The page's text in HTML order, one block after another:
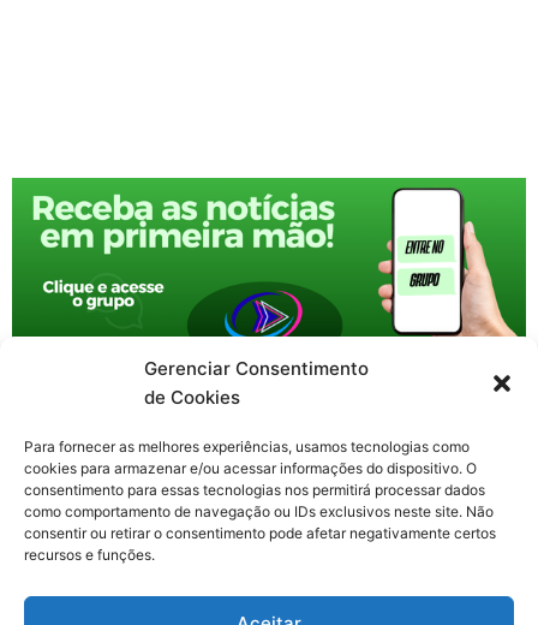
Gerenciar Consentimento
de Cookies
Para fornecer as melhores experiências, usamos tecnologias como
cookies para armazenar e/ou acessar informações do dispositivo. O
consentimento para essas tecnologias nos permitirá processar dados
como comportamento de navegação ou IDs exclusivos neste site. Não
consentir ou retirar o consentimento pode afetar negativamente certos
recursos e funções.
Y